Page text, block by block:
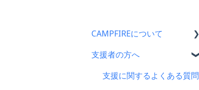
CAMPFIREについて
CAMPFIRE各種制度の規約
支援者の方へ
支援に関するよくある質問